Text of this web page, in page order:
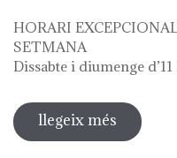
HORARI
SETMANA
Dissabte i diumenge
llegeix més sobre
a la font